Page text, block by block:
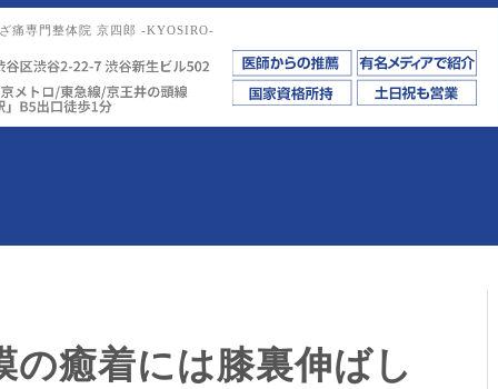
痛専門整体院 京四郎 -KYOSIRO-
の癒着には膝裏伸ばし